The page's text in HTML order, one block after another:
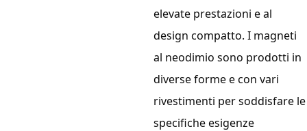
elevate prestazioni e al
design compatto. I magneti
al neodimio sono prodotti in
diverse forme e con vari
rivestimenti per soddisfare le
specifiche esigenze